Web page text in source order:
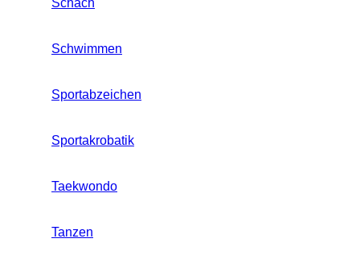
Schach
Schwimmen
Sportabzeichen
Sportakrobatik
Taekwondo
Tanzen